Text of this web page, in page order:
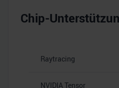
Chip-
Raytracing
NVIDIA Tensor